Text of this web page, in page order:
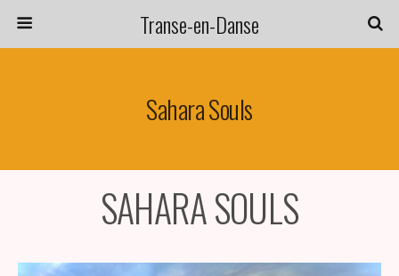
Transe-en-Danse
Sahara Souls
SAHARA SOULS